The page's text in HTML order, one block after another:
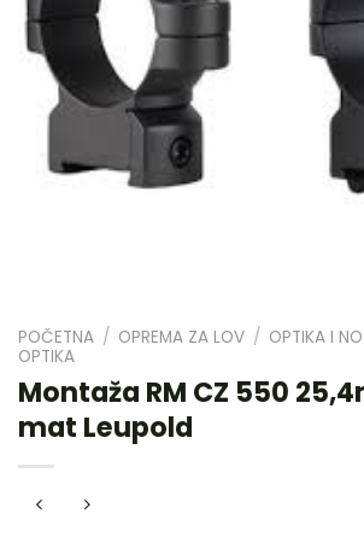
POČETNA / OPREMA ZA LOV / OPTIKA I
OPTIKA
Montaža RM CZ 550
mat Leupold